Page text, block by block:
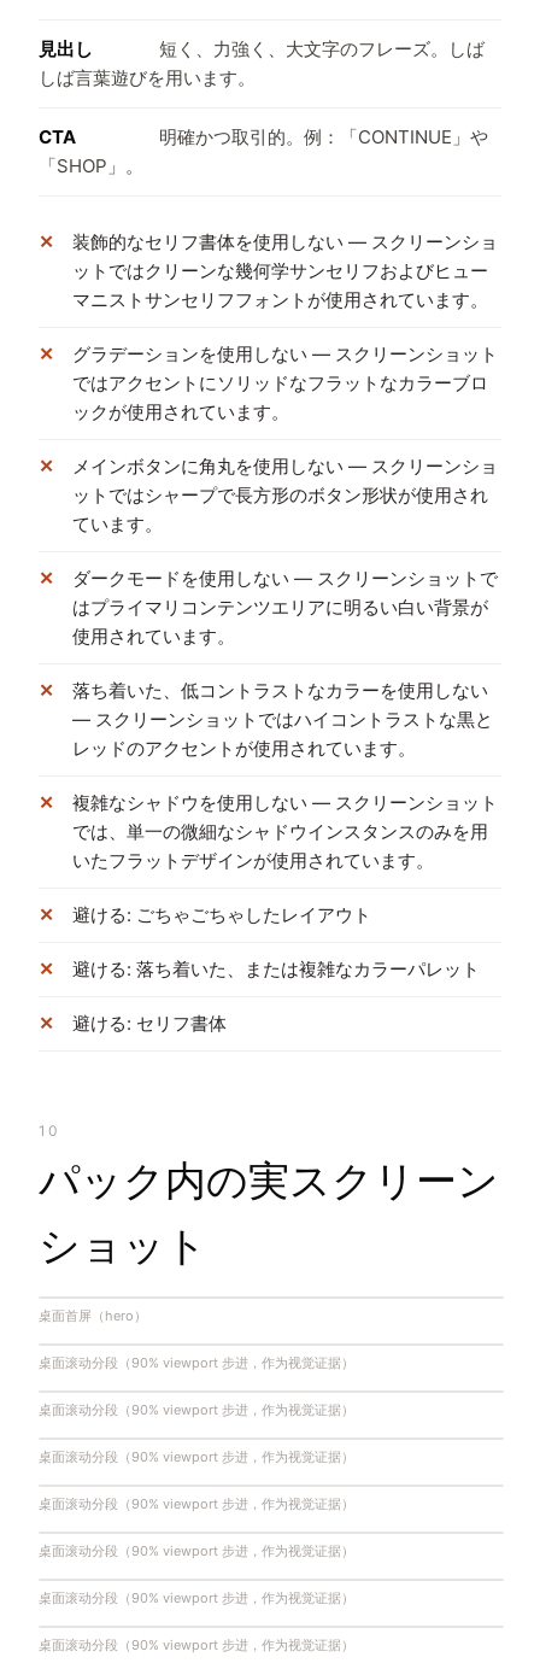
見出し
短く、力強く、大文字のフレーズ。しば
しば言葉遊びを用います。
CTA
明確かつ取引的。例：「CONTINUE」や
「SHOP」。
装飾的なセリフ書体を使用しない — スクリーンショ
ットではクリーンな幾何学サンセリフおよびヒュー
マニストサンセリフフォントが使用されています。
グラデーションを使用しない — スクリーンショット
ではアクセントにソリッドなフラットなカラーブロ
ックが使用されています。
メインボタンに角丸を使用しない — スクリーンショ
ットではシャープで長方形のボタン形状が使用され
ています。
ダークモードを使用しない — スクリーンショットで
はプライマリコンテンツエリアに明るい白い背景が
使用されています。
落ち着いた、低コントラストなカラーを使用しない
— スクリーンショットではハイコントラストな黒と
レッドのアクセントが使用されています。
複雑なシャドウを使用しない — スクリーンショット
では、単一の微細なシャドウインスタンスのみを用
いたフラットデザインが使用されています。
避ける: ごちゃごちゃしたレイアウト
避ける: 落ち着いた、または複雑なカラーパレット
避ける: セリフ書体
10
パック内の実スクリーン
ショット
桌面首屏（hero）
桌面滚动分段（90% viewport 步进，作为视觉证据）
桌面滚动分段（90% viewport 步进，作为视觉证据）
桌面滚动分段（90% viewport 步进，作为视觉证据）
桌面滚动分段（90% viewport 步进，作为视觉证据）
桌面滚动分段（90% viewport 步进，作为视觉证据）
桌面滚动分段（90% viewport 步进，作为视觉证据）
桌面滚动分段（90% viewport 步进，作为视觉证据）